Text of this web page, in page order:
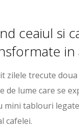
ceaiul si
in
zilele trecute
de lume care se
mini tablouri
cafelei.